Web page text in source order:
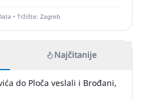
• Tržište: Zagreb
Najčitanije
do Ploča veslali i Brođani,